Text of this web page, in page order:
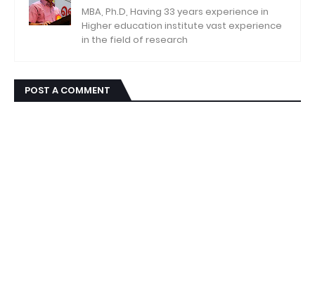
MBA, Ph.D, Having 33 years experience in
Higher education institute vast experience
in the field of research
POST A COMMENT